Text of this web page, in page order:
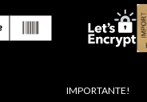
IMPORTANTE!